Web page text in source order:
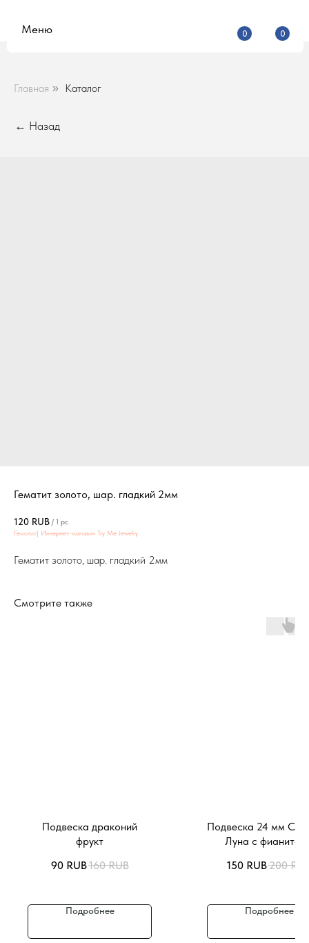
Главная » Каталог
← Назад
Гематит золото, шар. гладкий 2мм
120 RUB / 1 pc
Гемотит| Интернет-магазин Try Me Jewelry
Гематит золото, шар. гладкий 2мм
Смотрите также
Подвеска драконий
фрукт
90 RUB160 RUB
Подробнее
Подвеска 24 мм
Луна с
150 RUB200
Подробнее